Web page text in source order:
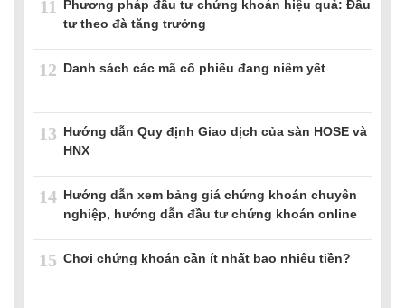
11
Phương pháp đầu tư chứng khoán hiệu quả: Đầu
tư theo đà tăng trưởng
12 Danh sách các mã cổ phiếu đang niêm yết
13 Hướng dẫn Quy định Giao dịch của sàn HOSE và
HNX
14 Hướng dẫn xem bảng giá chứng khoán chuyên
nghiệp, hướng dẫn đầu tư chứng khoán online
15 Chơi chứng khoán cần ít nhất bao nhiêu tiền?